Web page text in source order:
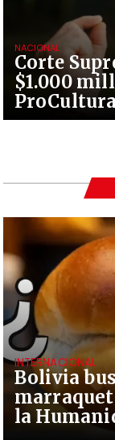
Corte
$1.000
ProCultura
NACIONAL
Bolivia
la
INTERNACIONAL